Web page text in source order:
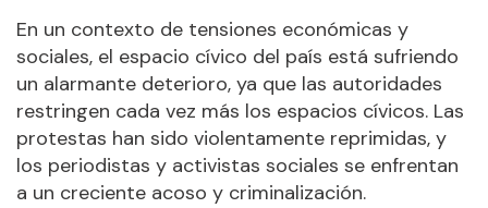
En un contexto de tensiones económicas y
sociales, el espacio cívico del país está sufriendo
un alarmante deterioro, ya que las autoridades
restringen cada vez más los espacios cívicos. Las
protestas han sido violentamente reprimidas, y
los periodistas y activistas sociales se enfrentan
a un creciente acoso y criminalización.